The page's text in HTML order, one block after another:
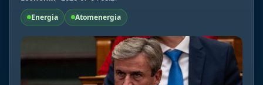
Energia Atomenergia